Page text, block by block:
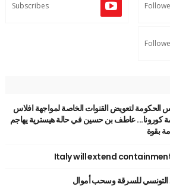
Subscribes
الحكومة لتعويض القنوات الخاصة لمواجهة افلاس
كورونا... عاطف بن حسين في حالة هيسترية يهاجم
بقوة
Italy will extend
التونسي للسرقة وسحب أموال